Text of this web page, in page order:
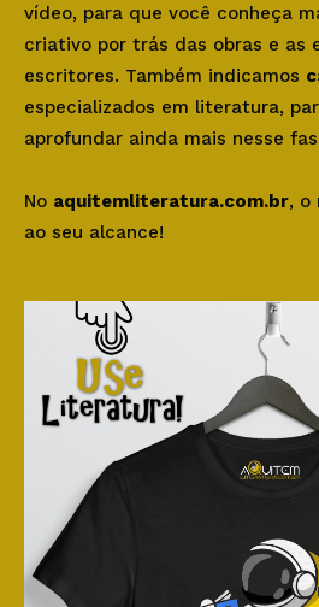
vídeo, para que você conheça
criativo por trás das obras e as
escritores. Também indicamos
especializados em literatura,
aprofundar ainda mais nesse
No aquitemliteratura.com.br, o
ao seu alcance!